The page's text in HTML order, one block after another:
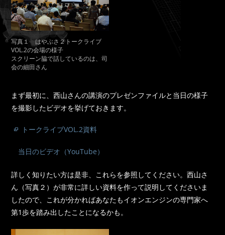
写真１ はやぶさ２トークライブ
VOL.2の会場の様子
スクリーン脇で話しているのは、司
会の細田さん
まず最初に、西山さんの講演のプレゼンファイルと当日の様子
を撮影したビデオを挙げておきます。
トークライブVOL.2資料
当日のビデオ（YouTube）
詳しく知りたい方は是非、これらを参照してください。西山さ
ん（写真２）が非常に詳しい資料を作って説明してくださいま
したので、これが分かればあなたもイオンエンジンの専門家へ
第1歩を踏み出したことになるかも。